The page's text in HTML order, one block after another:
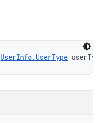
UserInfo.UserType